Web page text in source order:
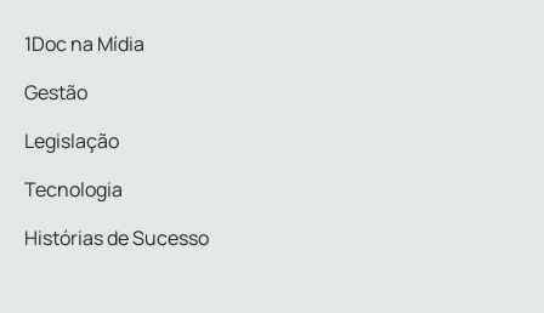
1Doc na Mídia
Gestão
Legislação
Tecnologia
Histórias de Sucesso